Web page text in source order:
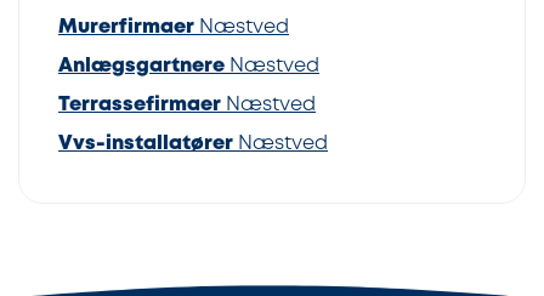
Murerfirmaer Næstved
Anlægsgartnere Næstved
Terrassefirmaer Næstved
Vvs-installatører Næstved